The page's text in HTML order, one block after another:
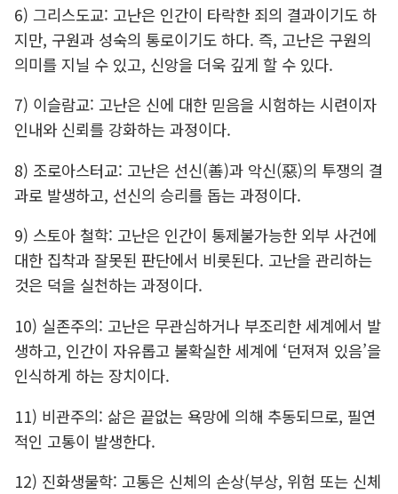
6) 그리스도교: 고난은 인간이 타락한 죄의 결과이기도 하
지만, 구원과 성숙의 통로이기도 하다. 즉, 고난은 구원의
의미를 지닐 수 있고, 신앙을 더욱 깊게 할 수 있다.
7) 이슬람교: 고난은 신에 대한 믿음을 시험하는 시련이자
인내와 신뢰를 강화하는 과정이다.
8) 조로아스터교: 고난은 선신(善)과 악신(惡)의 투쟁의 결
과로 발생하고, 선신의 승리를 돕는 과정이다.
9) 스토아 철학: 고난은 인간이 통제불가능한 외부 사건에
대한 집착과 잘못된 판단에서 비롯된다. 고난을 관리하는
것은 덕을 실천하는 과정이다.
10) 실존주의: 고난은 무관심하거나 부조리한 세계에서 발
생하고, 인간이 자유롭고 불확실한 세계에 ‘던져져 있음’을
인식하게 하는 장치이다.
11) 비관주의: 삶은 끝없는 욕망에 의해 추동되므로, 필연
적인 고통이 발생한다.
12) 진화생물학: 고통은 신체의 손상(부상, 위험 또는 신체